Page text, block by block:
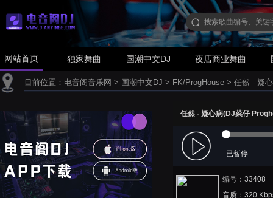
网站首页 独家舞曲 国潮中文DJ 夜店商业舞曲
目前位置： 电音阁音乐网 > 国潮中文DJ > FK/ProgHouse > 任然 - 疑
任然 - 疑心病(DJ菜仔
已暂停
编号：33408
音质：320